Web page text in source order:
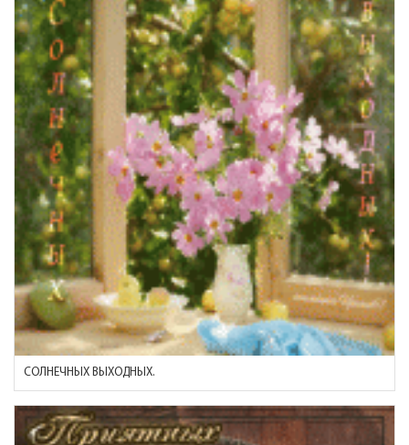
СОЛНЕЧНЫХ ВЫХОДНЫХ.